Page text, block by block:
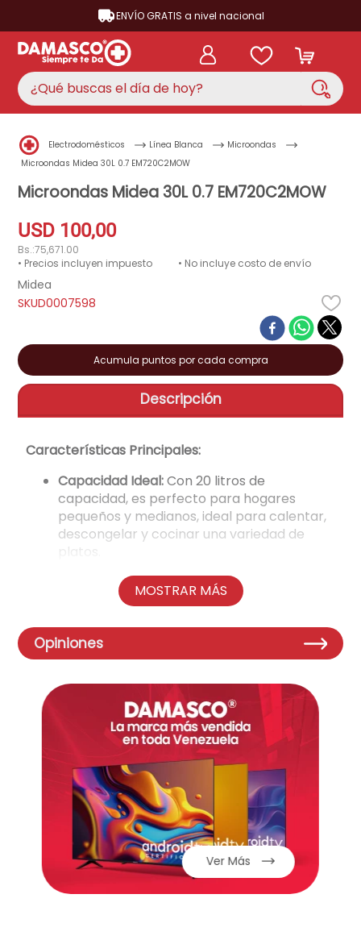
ENVÍO GRATIS a nivel nacional
¿Qué buscas el día de hoy?
Electrodomésticos Línea Blanca
Microondas
Microondas Midea 30L 0.7 EM720C2MOW
Microondas Midea 30L 0.7 EM720C2MOW
USD 100,00
Bs.:75,671.00
• Precios incluyen impuesto
• No incluye costo de envío
Midea
D0007598
Acumula puntos por cada compra
Descripción
Características Principales:
Capacidad Ideal:Con 20 litros de
capacidad, es perfecto para hogares
pequeños y medianos, ideal para calentar,
descongelar y cocinar una variedad de
platos.
aporta un toque de modernidad y
sofisticación a cualquier cocina.
Facilidad de Uso:Cuenta con controles
intuitivos que facilitan la selección de
tiempos y niveles de potencia.
niveles de potencia y funciones de
descongelamiento, adaptándose a tus
necesidades culinarias.
Eficiencia:Diseñado para un consumo
energético óptimo.
MOSTRAR MÁS
Opiniones
Ver Más
TÉRMINOS MÁS BUSCADOS
1. aire acondicionado
2. nevera
4. cocina
ventilador
6. neveras
licuadora
9. aire-acondicionado
10. tv